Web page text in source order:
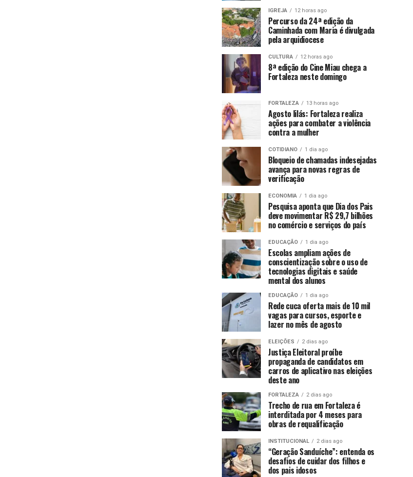
IGREJA 12 horas ago
Percurso da 24ª edição da
Caminhada com Maria é divulgada
pela arquidiocese
CULTURA 12 horas ago
8ª edição do Cine Miau chega a
Fortaleza neste domingo
FORTALEZA 13 horas ago
Agosto lilás: Fortaleza realiza
ações para combater a violência
contra a mulher
COTIDIANO 1 dia ago
Bloqueio de chamadas indesejadas
avança para novas regras de
verificação
ECONOMIA 1 dia ago
Pesquisa aponta que Dia dos Pais
deve movimentar R$ 29,7 bilhões
no comércio e serviços do país
EDUCAÇÃO 1 dia ago
Escolas ampliam ações de
conscientização sobre o uso de
tecnologias digitais e saúde
mental dos alunos
EDUCAÇÃO 1 dia ago
Rede cuca oferta mais de 10 mil
vagas para cursos, esporte e
lazer no mês de agosto
ELEIÇÕES 2 dias ago
Justiça Eleitoral proíbe
propaganda de candidatos em
carros de aplicativo nas eleições
deste ano
FORTALEZA 2 dias ago
Trecho de rua em Fortaleza é
interditada por 4 meses para
obras de requalificação
INSTITUCIONAL 2 dias ago
“Geração Sanduíche”: entenda os
desafios de cuidar dos filhos e
dos pais idosos